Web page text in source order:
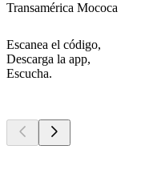
Transamérica Mococa
Escanea el código,
Descarga la app,
Escucha.